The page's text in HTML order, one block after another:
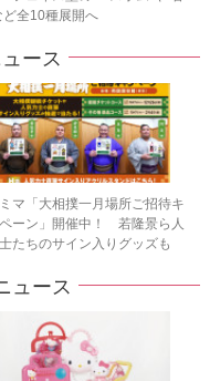
ど全10種展開へ
ース
マ「大相撲一月場所ご招待キ
ーン」開催中！ 若隆景ら人
たちのサイン入りグッズも
ュース